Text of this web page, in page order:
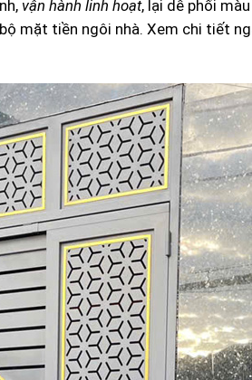
vận hành linh hoạt, lại dễ phối
mặt tiền ngôi nhà. Xem chi tiết